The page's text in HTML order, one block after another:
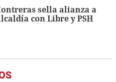
sella alianza a
con Libre y PSH